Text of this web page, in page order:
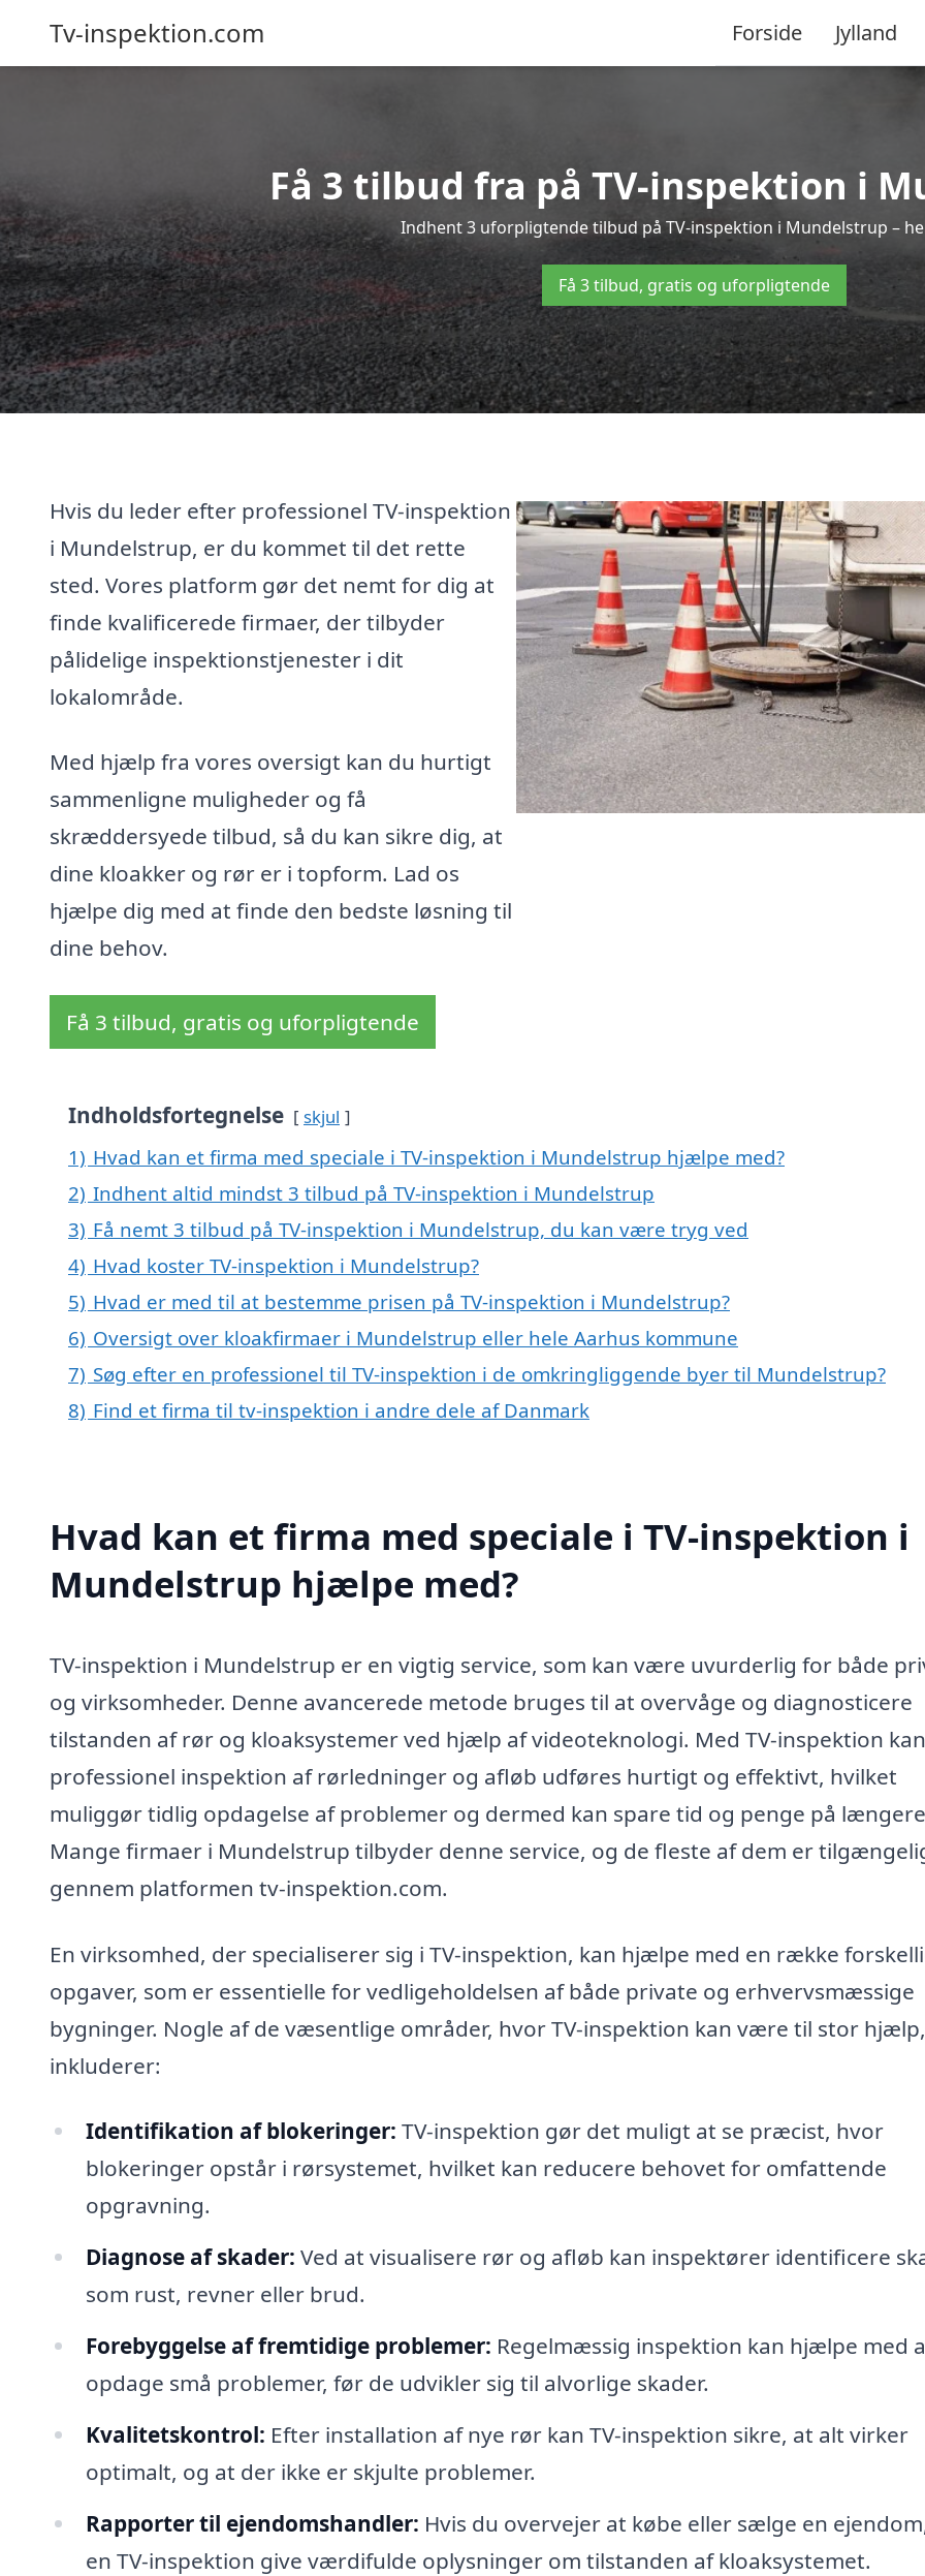
Tv-inspektion.com Forside Jylland
Få 3 tilbud fra på TV-inspektion i
Indhent 3 uforpligtende tilbud på TV-inspektion i Mundelstrup –
Få 3 tilbud, gratis og uforpligtende
Hvis du leder efter professionel TV-inspektion
i Mundelstrup, er du kommet til det rette
sted. Vores platform gør det nemt for dig at
finde kvalificerede firmaer, der tilbyder
pålidelige inspektionstjenester i dit
lokalområde.
Med hjælp fra vores oversigt kan du hurtigt
sammenligne muligheder og få
skræddersyede tilbud, så du kan sikre dig, at
dine kloakker og rør er i topform. Lad os
hjælpe dig med at finde den bedste løsning til
dine behov.
Få 3 tilbud, gratis og uforpligtende
Indholdsfortegnelse skjul
1) Hvad kan et firma med speciale i TV-inspektion i Mundelstrup hjælpe med?
2) Indhent altid mindst 3 tilbud på TV-inspektion i Mundelstrup
3) Få nemt 3 tilbud på TV-inspektion i Mundelstrup, du kan være tryg ved
4) Hvad koster TV-inspektion i Mundelstrup?
5) Hvad er med til at bestemme prisen på TV-inspektion i Mundelstrup?
6) Oversigt over kloakfirmaer i Mundelstrup eller hele Aarhus kommune
7) Søg efter en professionel til TV-inspektion i de omkringliggende byer til Mundelstrup?
8) Find et firma til tv-inspektion i andre dele af Danmark
Hvad kan et firma med speciale i TV-inspektion i
Mundelstrup hjælpe med?
TV-inspektion i Mundelstrup er en vigtig service, som kan være uvurderlig for både
og virksomheder. Denne avancerede metode bruges til at overvåge og diagnosticere
tilstanden af rør og kloaksystemer ved hjælp af videoteknologi. Med TV-inspektion kan
professionel inspektion af rørledninger og afløb udføres hurtigt og effektivt, hvilket
muliggør tidlig opdagelse af problemer og dermed kan spare tid og penge på
Mange firmaer i Mundelstrup tilbyder denne service, og de fleste af dem er
gennem platformen tv-inspektion.com.
En virksomhed, der specialiserer sig i TV-inspektion, kan hjælpe med en række
opgaver, som er essentielle for vedligeholdelsen af både private og erhvervsmæssige
bygninger. Nogle af de væsentlige områder, hvor TV-inspektion kan være til stor hjælp,
inkluderer:
Identifikation af blokeringer: TV-inspektion gør det muligt at se præcist, hvor
blokeringer opstår i rørsystemet, hvilket kan reducere behovet for omfattende
opgravning.
Diagnose af skader: Ved at visualisere rør og afløb kan inspektører identificere
som rust, revner eller brud.
Forebyggelse af fremtidige problemer: Regelmæssig inspektion kan hjælpe med
opdage små problemer, før de udvikler sig til alvorlige skader.
Kvalitetskontrol: Efter installation af nye rør kan TV-inspektion sikre, at alt virker
optimalt, og at der ikke er skjulte problemer.
Rapporter til ejendomshandler: Hvis du overvejer at købe eller sælge en
en TV-inspektion give værdifulde oplysninger om tilstanden af kloaksystemet.